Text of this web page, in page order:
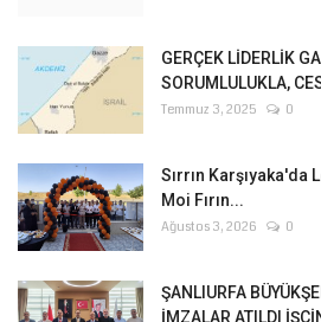
GERÇEK LİDERLİK
SORUMLULUKLA,
Temmuz 3, 2025 0
Sırrın Karşıyaka'da
Moi Fırın...
Ağustos 3, 2026 0
ŞANLIURFA
İMZALAR ATILDI